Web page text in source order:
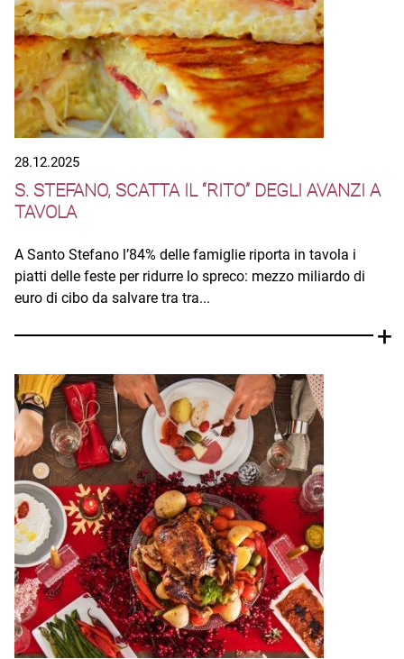
28.12.2025
S. STEFANO, SCATTA IL “RITO” DEGLI AVANZI A
TAVOLA
A Santo Stefano l’84% delle famiglie riporta in tavola i
piatti delle feste per ridurre lo spreco: mezzo miliardo di
euro di cibo da salvare tra tra...